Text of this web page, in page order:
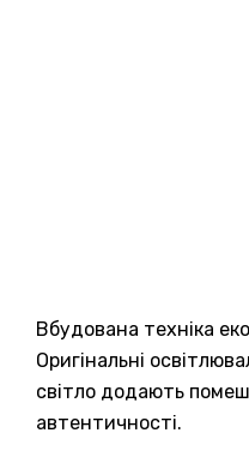
Вбудована техніка
Оригінальні
світло додають
автентичності.